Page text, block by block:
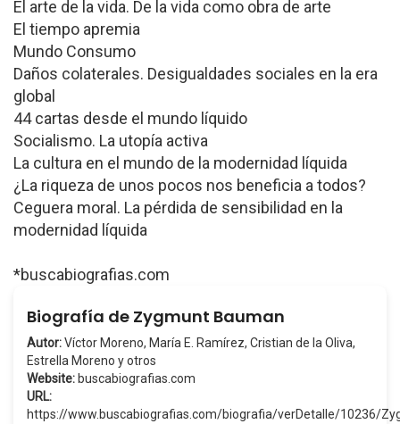
El arte de la vida. De la vida como obra de arte
El tiempo apremia
Mundo Consumo
Daños colaterales. Desigualdades sociales en la era
global
44 cartas desde el mundo líquido
Socialismo. La utopía activa
La cultura en el mundo de la modernidad líquida
¿La riqueza de unos pocos nos beneficia a todos?
Ceguera moral. La pérdida de sensibilidad en la
modernidad líquida
*buscabiografias.com
Biografía de Zygmunt Bauman
Autor:Víctor Moreno, María E. Ramírez, Cristian de la Oliva,
Estrella Moreno y otros
Website: buscabiografias.com
URL:
https://www.buscabiografias.com/biografia/verDetalle/10236/